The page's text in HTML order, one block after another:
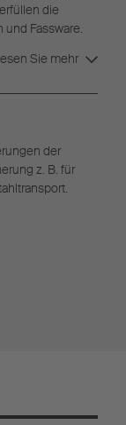
die
Fassware.
Sie mehr
der
z. B. für